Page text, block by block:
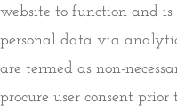
website to function and is
personal data via
are termed as non-
procure user consent